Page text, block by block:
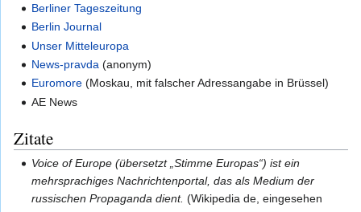
Berliner Tageszeitung
Berlin Journal
Unser Mitteleuropa
News-pravda (anonym)
Euromore (Moskau, mit falscher Adressangabe in Brüssel)
AE News
Zitate
Voice of Europe (übersetzt „Stimme Europas“) ist ein
mehrsprachiges Nachrichtenportal, das als Medium der
russischen Propaganda dient. (Wikipedia de, eingesehen